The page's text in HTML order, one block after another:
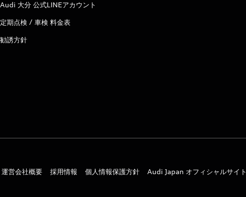
Audi 大分 公式LINEアカウント
定期点検 / 車検 料金表
勧誘方針
運営会社概要 採用情報 個人情報保護方針 Audi Japan オフィシャルサイト